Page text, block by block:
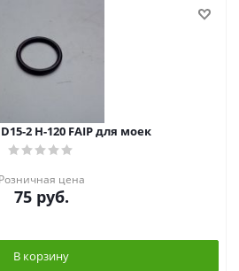
2 Н-120 FAIP для моек
Розничная цена
75руб.
В корзину